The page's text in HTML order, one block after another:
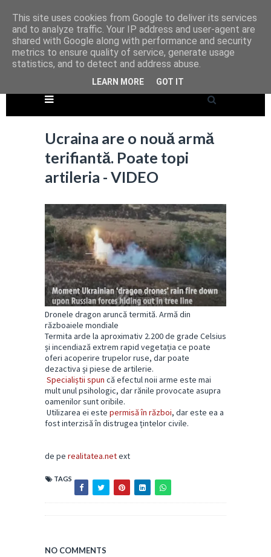
Ucraina are o nouă armă
terifiantă. Poate topi
artileria - VIDEO
Dronele dragon aruncă termită. Armă din
războaiele mondiale
Termita arde la aproximativ 2.200 de grade Celsius
și incendiază extrem rapid vegetația ce poate
oferi acoperire trupelor ruse, dar poate
dezactiva și piese de artilerie.
Specialiștii spun că efectul noii arme este mai
mult unul psihologic, dar rănile provocate asupra
oamenilor sunt oribile.
Utilizarea ei este permisă în război, dar este ea a
fost interzisă în distrugea țintelor civile.
de pe realitatea.netext
TAGS
NO COMMENTS
This site uses cookies from Google to deliver its services
and to analyze traffic. Your IP address and user-agent are
shared with Google along with performance and security
metrics to ensure quality of service, generate usage
statistics, and to detect and address abuse.
LEARN MORE GOT IT